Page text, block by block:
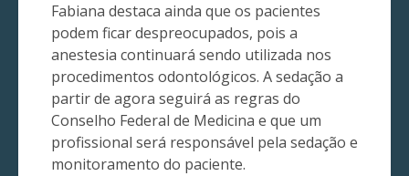
Fabiana destaca ainda que os pacientes
podem ficar despreocupados, pois a
anestesia continuará sendo utilizada nos
procedimentos odontológicos. A sedação a
partir de agora seguirá as regras do
Conselho Federal de Medicina e que um
profissional será responsável pela sedação e
monitoramento do paciente.